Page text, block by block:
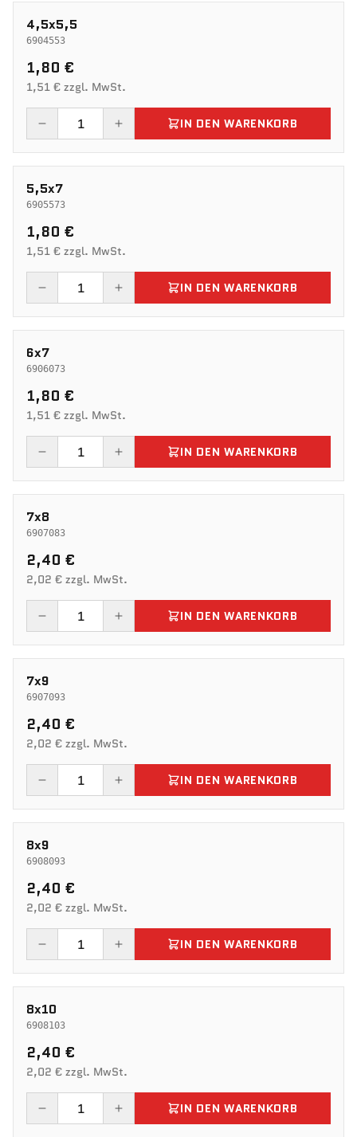
4,5x5,5
6904553
1,80 €
1,51 € zzgl. MwSt.
IN DEN WARENKORB
5,5x7
6905573
1,80 €
1,51 € zzgl. MwSt.
IN DEN WARENKORB
6x7
6906073
1,80 €
1,51 € zzgl. MwSt.
IN DEN WARENKORB
7x8
6907083
2,40 €
2,02 € zzgl. MwSt.
IN DEN WARENKORB
7x9
6907093
2,40 €
2,02 € zzgl. MwSt.
IN DEN WARENKORB
8x9
6908093
2,40 €
2,02 € zzgl. MwSt.
IN DEN WARENKORB
8x10
6908103
2,40 €
2,02 € zzgl. MwSt.
IN DEN WARENKORB